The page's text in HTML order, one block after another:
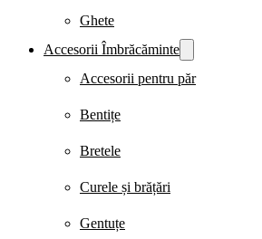
Ghete
Accesorii Îmbrăcăminte
Accesorii pentru păr
Bentițe
Bretele
Curele și brățări
Gentuțe